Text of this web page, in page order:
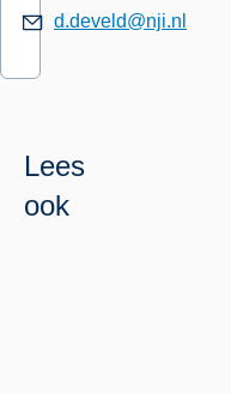
d.develd@nji.nl
Lees
ook